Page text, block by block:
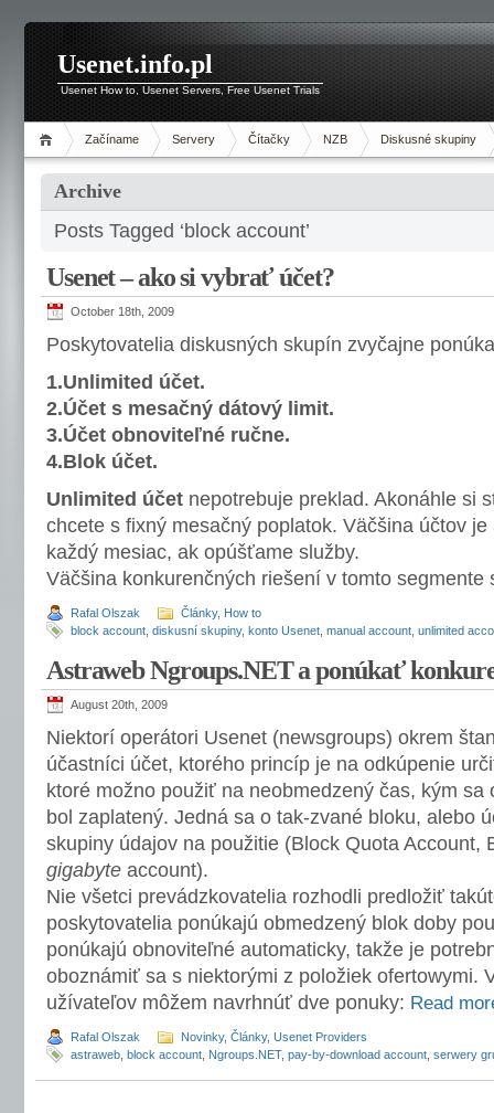
Usenet.info.pl
Usenet How to, Usenet Servers, Free Usenet Trials
Začíname Servery Čítačky NZB Diskusné skupiny
Archive
Posts Tagged ‘block account’
Usenet – ako si vybrať účet?
October 18th, 2009
Poskytovatelia diskusných skupín zvyčajne
1.Unlimited účet.
2.Účet s mesačný dátový limit.
3.Účet obnoviteľné ručne.
4.Blok účet.
Unlimited účet nepotrebuje preklad. Akonáhle si
chcete s fixný mesačný poplatok. Väčšina účtov
každý mesiac, ak opúšťame služby.
Väčšina konkurenčných riešení v tomto segmente
Rafal Olszak Články, How to
block account diskusní skupiny, konto Usenet manual account unlimited
Astraweb Ngroups.NET a ponúkať
August 20th, 2009
Niektorí operátori Usenet (newsgroups) okrem
účastníci účet, ktorého princíp je na odkúpenie
ktoré možno použiť na neobmedzený čas, kým sa
bol zaplatený. Jedná sa o tak-zvané bloku, alebo
skupiny údajov na použitie (Block Quota Account,
gigabyte account).
Nie všetci prevádzkovatelia rozhodli predložiť
poskytovatelia ponúkajú obmedzený blok doby
ponúkajú obnoviteľné automaticky, takže je
oboznámiť sa s niektorými z položiek ofertowymi.
užívateľov môžem navrhnúť dve ponuky: Read
Rafal Olszak Novinky, Články, Usenet Providers
astraweb block account Ngroups.NET, pay-by-download account serwery